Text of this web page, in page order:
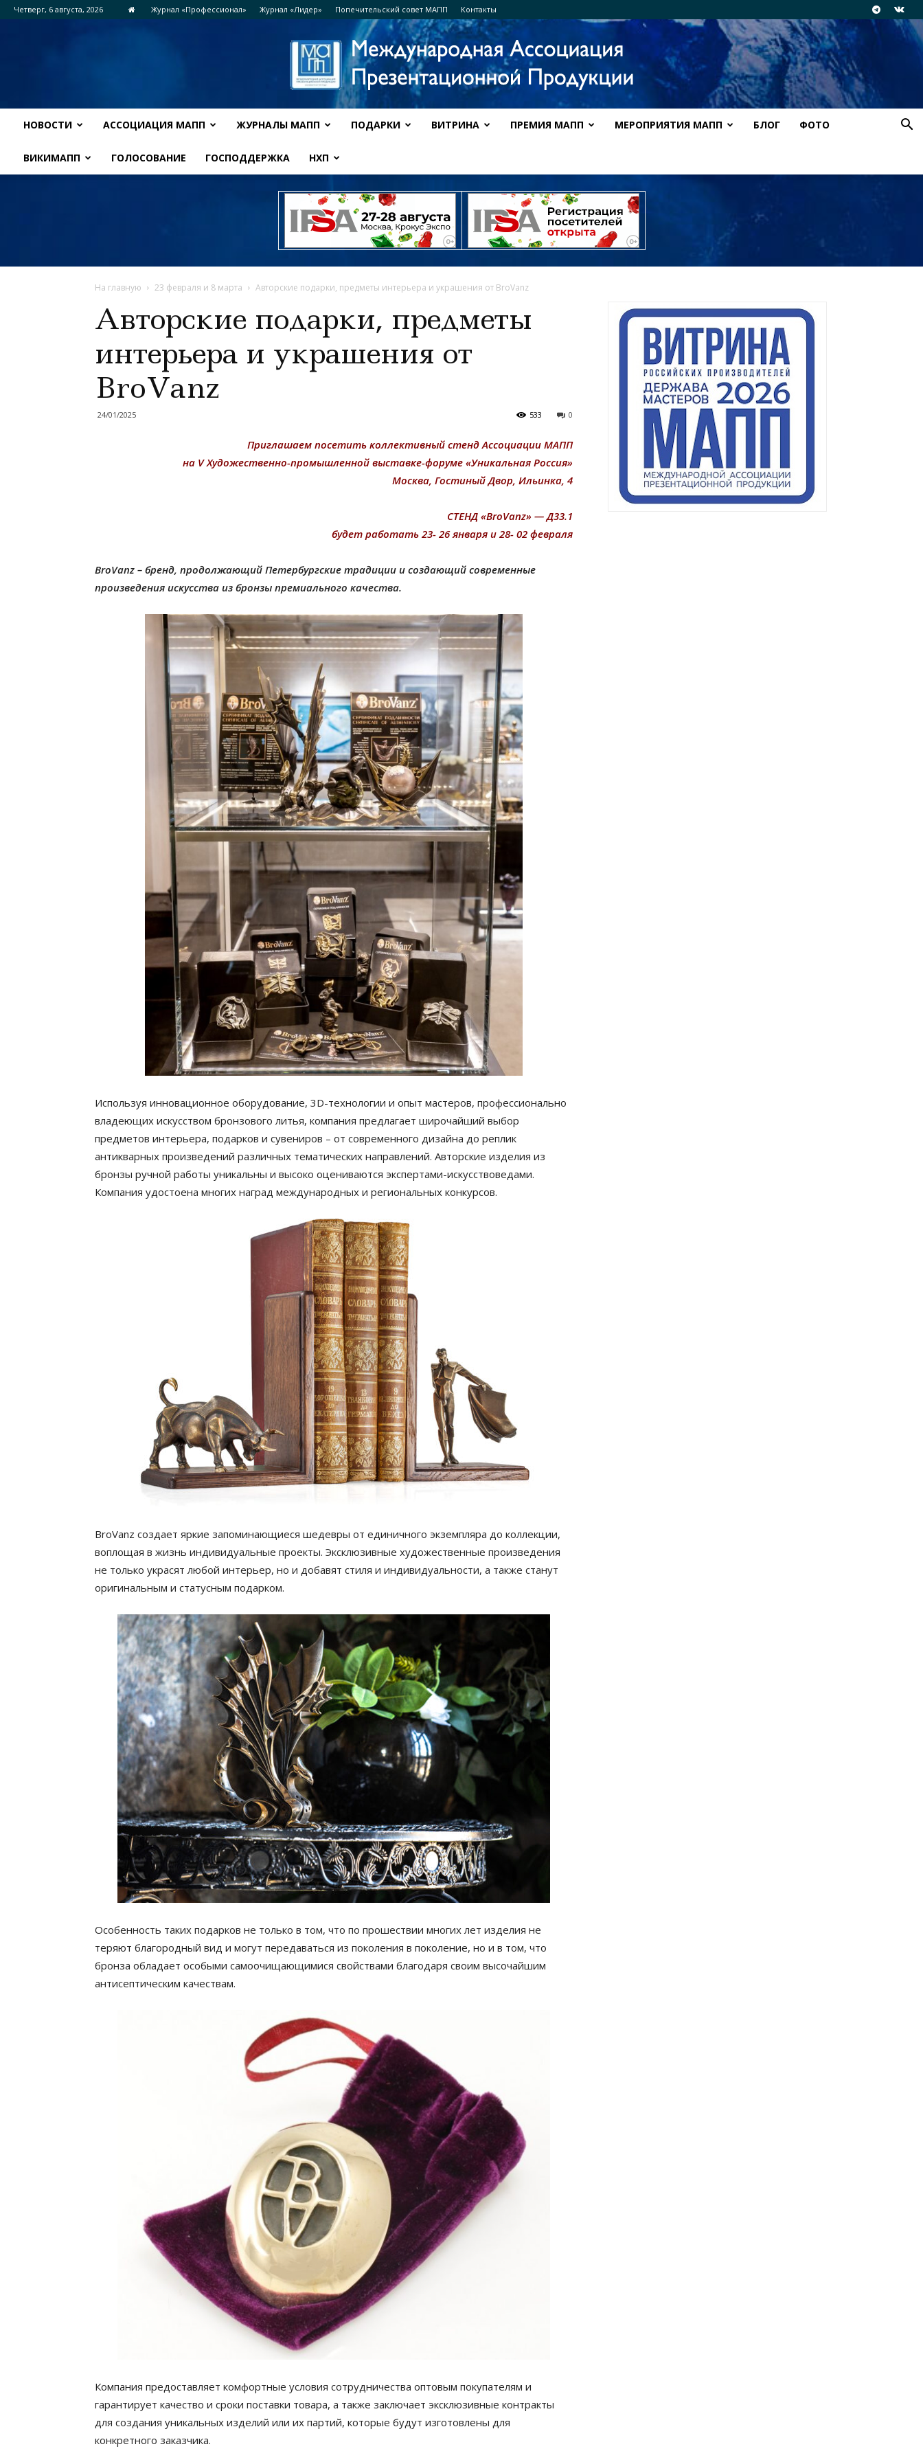
Четверг, 6 августа, 2026 Журнал «Профессионал» Журнал «Лидер» Попечительский совет МАПП Контакты
НОВОСТИ АССОЦИАЦИЯ МАПП ЖУРНАЛЫ МАПП ПОДАРКИ ВИТРИНА ПРЕМИЯ МАПП МЕРОПРИЯТИЯ МАПП БЛОГ ФОТО
ВИКИМАПП ГОЛОСОВАНИЕ ГОСПОДДЕРЖКА НХП
На главную 23 февраля и 8 марта Авторские подарки, предметы интерьера и украшения от BroVanz
Авторские подарки, предметы
интерьера и украшения от
BroVanz
24/01/2025 0
533
Приглашаем посетить коллективный стенд Ассоциации МАПП
на V Художественно-промышленной выставке-форуме «Уникальная Россия»
Москва, Гостиный Двор, Ильинка, 4
СТЕНД «BroVanz» — Д33.1
будет работать 23- 26 января и 28- 02 февраля
BroVanz – бренд, продолжающий Петербургские традиции и создающий современные
произведения искусства из бронзы премиального качества.
Используя инновационное оборудование, 3D-технологии и опыт мастеров, профессионально
владеющих искусством бронзового литья, компания предлагает широчайший выбор
предметов интерьера, подарков и сувениров – от современного дизайна до реплик
антикварных произведений различных тематических направлений. Авторские изделия из
бронзы ручной работы уникальны и высоко оцениваются экспертами-искусствоведами.
Компания удостоена многих наград международных и региональных конкурсов.
BroVanz создает яркие запоминающиеся шедевры от единичного экземпляра до коллекции,
воплощая в жизнь индивидуальные проекты. Эксклюзивные художественные произведения
не только украсят любой интерьер, но и добавят стиля и индивидуальности, а также станут
оригинальным и статусным подарком.
Особенность таких подарков не только в том, что по прошествии многих лет изделия не
теряют благородный вид и могут передаваться из поколения в поколение, но и в том, что
бронза обладает особыми самоочищающимися свойствами благодаря своим высочайшим
антисептическим качествам.
Компания предоставляет комфортные условия сотрудничества оптовым покупателям и
гарантирует качество и сроки поставки товара, а также заключает эксклюзивные контракты
для создания уникальных изделий или их партий, которые будут изготовлены для
конкретного заказчика.